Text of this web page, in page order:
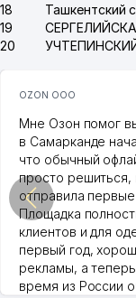
18
19
20
OZON ООО
Мне Озон помог
в Самарканде
что обычный
просто решиться,
отправила
Площадка
клиентов и для
первый год,
рекламы, а
время из России